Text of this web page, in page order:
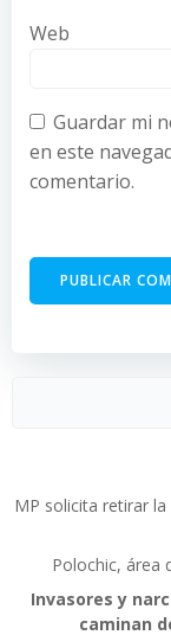
Web
Guardar mi
en este
comentario.
MP solicita retirar
Polochic, área
Invasores y
caminan